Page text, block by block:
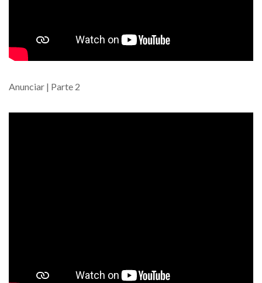
Anunciar | Parte 2